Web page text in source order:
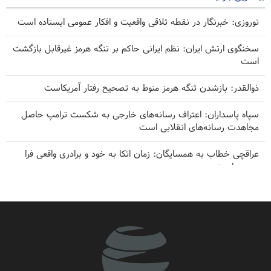
نوروزی: خبرنگار در نقطه تلاقی واقعیت و افکار عمومی ایستاده است
سخنگوی ارتش ایران: نظم ایرانی حاکم بر تنگه هرمز غیرقابل بازگشت
است
ذوالقدر: بازشدن تنگه هرمز منوط به تصحیح رفتار آمریکاست
سپاه پاسداران: اعتراف رسانه‌های خارجی به شکست ترامپ حاصل
مجاهدت رسانه‌های انقلابی است
عراقچی خطاب به همسایگان: زمان اتکا به خود و برادری واقعی فرا
رسیده است
سی‌ان‌ان افشا کرد: ستاد ارتش آمریکا به دنبال راهی برای خروج از